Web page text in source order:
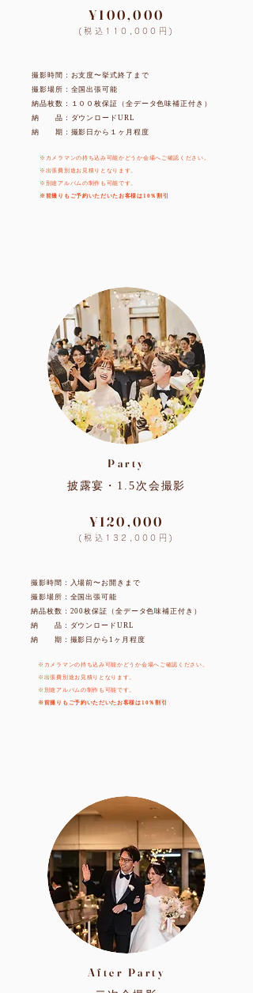
¥100,000
(税込110,000円)
撮影時間：お支度〜挙式終了まで
撮影場所：全国出張可能
納品枚数：１００枚保証（全データ色味補正付き）
納 品：ダウンロードURL
​納 期：撮影日から１ヶ月程度
※カメラマンの持ち込み可能かどうか会場へご確認ください。
​※出張費別途お見積りとなります。
​※別途アルバムの制作も可能です。
​※前撮りもご予約いただいたお客様は10％割引
Party
披露宴・1.5次会撮影
¥120,000
(税込132,000円)
撮影時間：入場前〜お開きまで
撮影場所：全国出張可能
納品枚数：200枚保証（全データ色味補正付き）
納 品：ダウンロードURL
​納 期：撮影日から1ヶ月程度
※カメラマンの持ち込み可能かどうか会場へご確認ください。
※出張費別途お見積りとなります。
​※別途アルバムの制作も可能です。
​※前撮りもご予約いただいたお客様は10％割引
After Party